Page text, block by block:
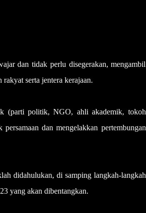
dan tidak perlu disegerakan, mengambil
serta jentera kerajaan.
(parti politik, NGO, ahli akademik, tokoh
dan mengelakkan pertembungan
didahulukan, di samping langkah-langkah
yang akan dibentangkan.